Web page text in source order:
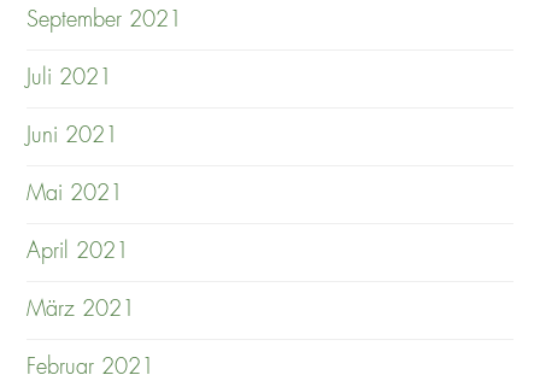
September 2021
Juli 2021
Juni 2021
Mai 2021
April 2021
März 2021
Februar 2021